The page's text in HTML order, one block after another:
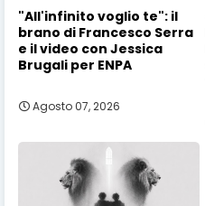
"All'infinito voglio te": il
brano di Francesco Serra
e il video con Jessica
Brugali per ENPA
Agosto 07, 2026